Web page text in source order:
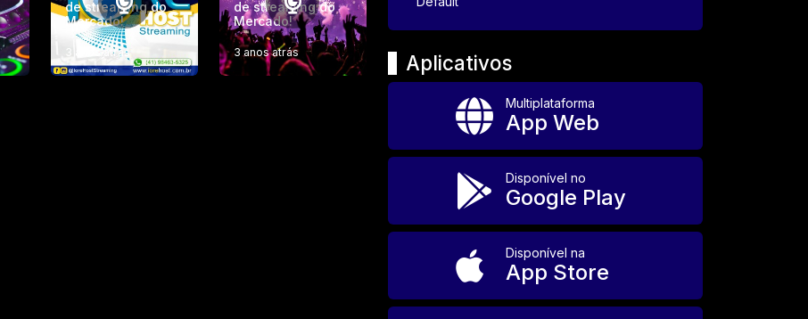
de streaming do
Mercado!
3 anos atrás
de streaming do
Mercado!
3 anos atrás Aplicativos
Multiplataforma
App Web
Disponível no
Google Play
Disponível na
App Store